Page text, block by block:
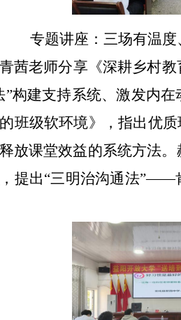
专题讲座：三场有温
茜老师分享《深耕乡村
”构建支持系统、激发内
班级软环境》，指出优
放课堂效益的系统方法
提出“三明治沟通法